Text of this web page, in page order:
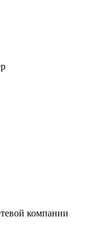
компании